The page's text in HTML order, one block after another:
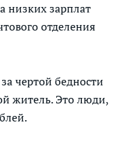
низких зарплат
отделения
чертой бедности
житель. Это люди,